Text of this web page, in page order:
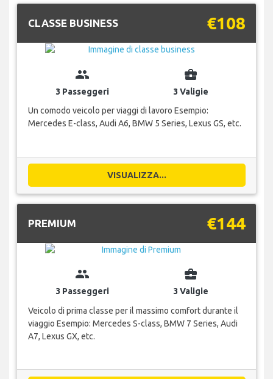
CLASSE BUSINESS €108
group
3 Passeggeri
business_center
3 Valigie
Un comodo veicolo per viaggi di lavoro Esempio:
Mercedes E-class, Audi A6, BMW 5 Series, Lexus GS, etc.
VISUALIZZA...
PREMIUM €144
group
3 Passeggeri
business_center
3 Valigie
Veicolo di prima classe per il massimo comfort durante il
viaggio Esempio: Mercedes S-class, BMW 7 Series, Audi
A7, Lexus GX, etc.